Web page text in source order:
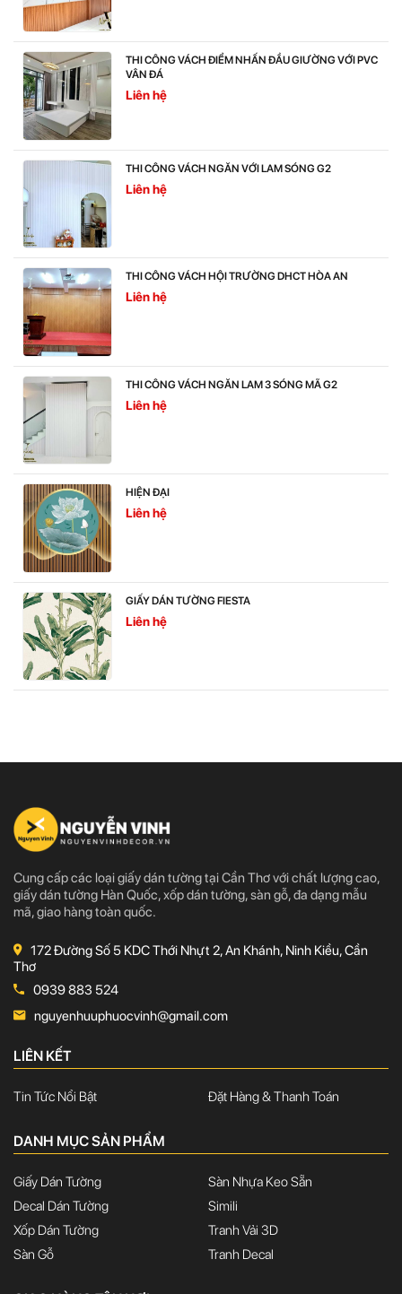
THI CÔNG VÁCH ĐIỂM NHẤN ĐẦU GIƯỜNG VỚI PVC
VÂN ĐÁ
Liên hệ
THI CÔNG VÁCH NGĂN VỚI LAM SÓNG G2
Liên hệ
THI CÔNG VÁCH HỘI TRƯỜNG DHCT HÒA AN
Liên hệ
THI CÔNG VÁCH NGĂN LAM 3 SÓNG MÃ G2
Liên hệ
HIỆN ĐẠI
Liên hệ
GIẤY DÁN TƯỜNG FIESTA
Liên hệ
Cung cấp các loại giấy dán tường tại Cần Thơ với chất lượng cao,
giấy dán tường Hàn Quốc, xốp dán tường, sàn gỗ, đa dạng mẫu
mã, giao hàng toàn quốc.
172 Đường Số 5 KDC Thới Nhựt 2, An Khánh, Ninh Kiều, Cần
Thơ
0939 883 524
nguyenhuuphuocvinh@gmail.com
LIÊN KẾT
Tin Tức Nổi Bật Đặt Hàng & Thanh Toán
DANH MỤC SẢN PHẨM
Giấy Dán Tường
Decal Dán Tường
Xốp Dán Tường
Sàn Gỗ
Sàn Nhựa Keo Sẵn
Simili
Tranh Vải 3D
Tranh Decal